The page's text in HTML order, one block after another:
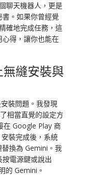
聊天機器人，更是
。如果你曾經覺
確地完成任務，這
得，讓你也能在
縫安裝與
裝問題。我發現
相當直覺的設定方
在 Google Play 商
裝完成後，系統
換為 Gemini。我
電源鍵或說出
的 Gemini。